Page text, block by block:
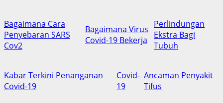
Bagaimana Cara
Penyebaran SARS
Cov2
Bagaimana Virus
Covid-19 Bekerja
Perlindungan
Ekstra Bagi
Tubuh
Kabar Terkini Penanganan
Covid-19
Covid-
19
Ancaman Penyakit
Tifus